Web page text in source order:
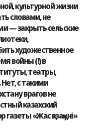
культурной жизни
словами, не
— закрыть сельские
художественное
войны (!) в
театры,
с такими
врагов не
казахский
«Жас қазақ үні»